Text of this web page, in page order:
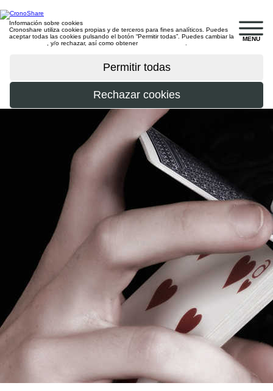
MENU
Información sobre cookies
Cronoshare utiliza cookies propias y de terceros para fines analíticos. Puedes
aceptar todas las cookies pulsando el botón “Permitir todas”. Puedes cambiar la
, y/o rechazar, así como obtener